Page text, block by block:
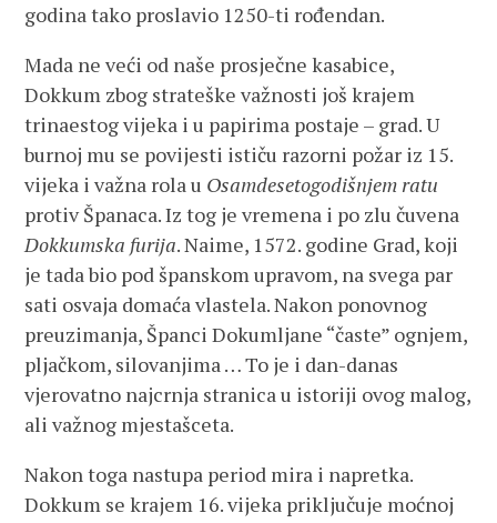
godina tako proslavio 1250-ti rođendan.
Mada ne veći od naše prosječne kasabice,
Dokkum zbog strateške važnosti još krajem
trinaestog vijeka i u papirima postaje – grad. U
burnoj mu se povijesti ističu razorni požar iz 15.
vijeka i važna rola u Osamdesetogodišnjem ratu
protiv Španaca. Iz tog je vremena i po zlu čuvena
Dokkumska furija. Naime, 1572. godine Grad, koji
je tada bio pod španskom upravom, na svega par
sati osvaja domaća vlastela. Nakon ponovnog
preuzimanja, Španci Dokumljane “časte” ognjem,
pljačkom, silovanjima … To je i dan-danas
vjerovatno najcrnja stranica u istoriji ovog malog,
ali važnog mjestašceta.
Nakon toga nastupa period mira i napretka.
Dokkum se krajem 16. vijeka priključuje moćnoj